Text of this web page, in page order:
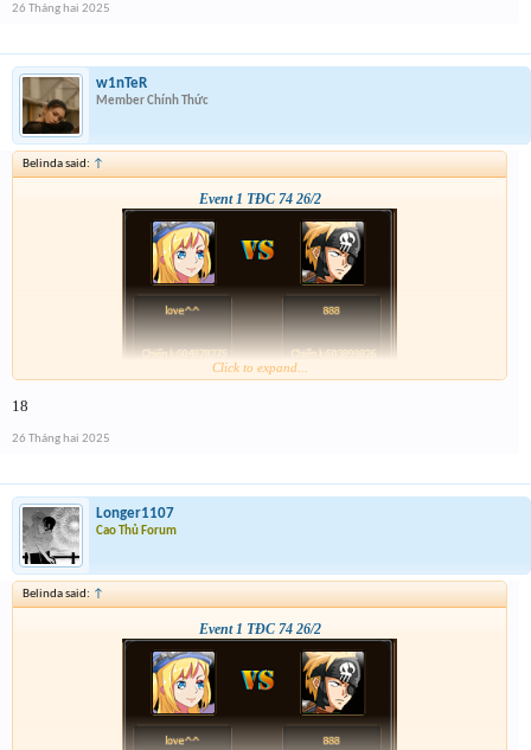
26 Tháng hai 2025
w1nTeR
Member Chính Thức
Belinda said: ↑
Event 1 TĐC 74 26/2
Click to expand...
18
26 Tháng hai 2025
Longer1107
Cao Thủ Forum
Belinda said: ↑
Event 1 TĐC 74 26/2